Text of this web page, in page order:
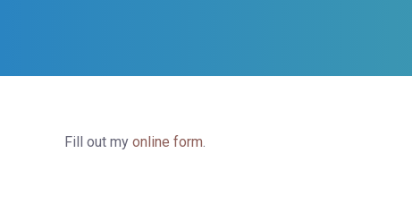
Fill out my online form.